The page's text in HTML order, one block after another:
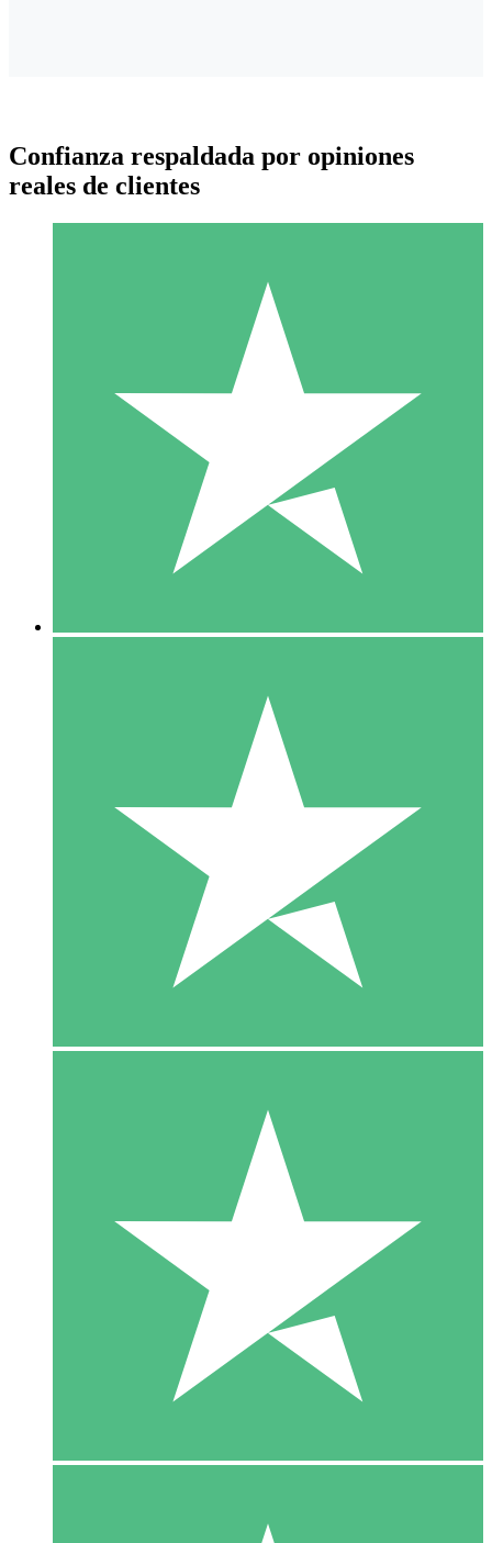
Paquetes de Créditos Individuales
Paga según el uso con créditos de descarga. Sin compromiso
10 00
10 Descargas
20 00
Confianza respaldada por opiniones
reales de clientes